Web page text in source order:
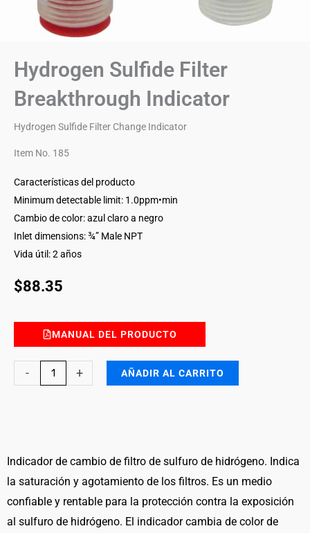
Hydrogen Sulfide Filter
Breakthrough Indicator
Hydrogen Sulfide Filter Change Indicator
Item No. 185
Características del producto
Minimum detectable limit: 1.0ppm•min
Cambio de color: azul claro a negro
Inlet dimensions: ¾” Male NPT
Vida útil: 2 años
$88.35
MANUAL DEL PRODUCTO
-
Hydrogen
Sulfide
cantidad
+ AÑADIR AL CARRITO
Indicador de cambio de filtro de sulfuro de hidrógeno. Indica
la saturación y agotamiento de los filtros. Es un medio
confiable y rentable para la protección contra la exposición
al sulfuro de hidrógeno. El indicador cambia de color de